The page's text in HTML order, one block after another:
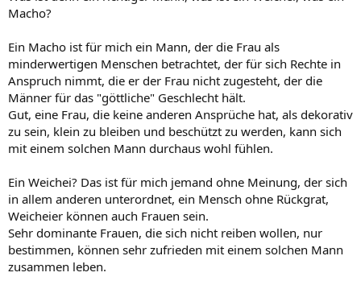
Macho?
Ein Macho ist für mich ein Mann, der die Frau als
minderwertigen Menschen betrachtet, der für sich Rechte in
Anspruch nimmt, die er der Frau nicht zugesteht, der die
Männer für das "göttliche" Geschlecht hält.
Gut, eine Frau, die keine anderen Ansprüche hat, als dekorativ
zu sein, klein zu bleiben und beschützt zu werden, kann sich
mit einem solchen Mann durchaus wohl fühlen.
Ein Weichei? Das ist für mich jemand ohne Meinung, der sich
in allem anderen unterordnet, ein Mensch ohne Rückgrat,
Weicheier können auch Frauen sein.
Sehr dominante Frauen, die sich nicht reiben wollen, nur
bestimmen, können sehr zufrieden mit einem solchen Mann
zusammen leben.